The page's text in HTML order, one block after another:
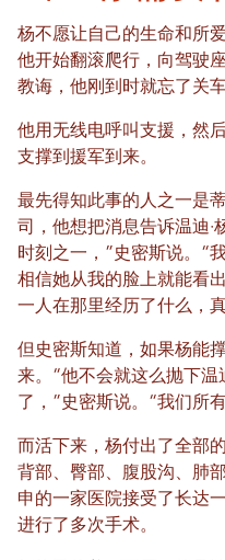
杨不愿让自己的生命和所
他开始翻滚爬行，向驾驶
教诲，他刚到时就忘了关车
他用无线电呼叫支援，然
支撑到援军到来。
最先得知此事的人之一是
司，他想把消息告诉温迪·
时刻之一，”史密斯说。“
相信她从我的脸上就能看
一人在那里经历了什么，
但史密斯知道，如果杨能
来。“他不会就这么抛下
了，”史密斯说。“我们所
而活下来，杨付出了全部
背部、臀部、腹股沟、肺
申的一家医院接受了长达
进行了多次手术。